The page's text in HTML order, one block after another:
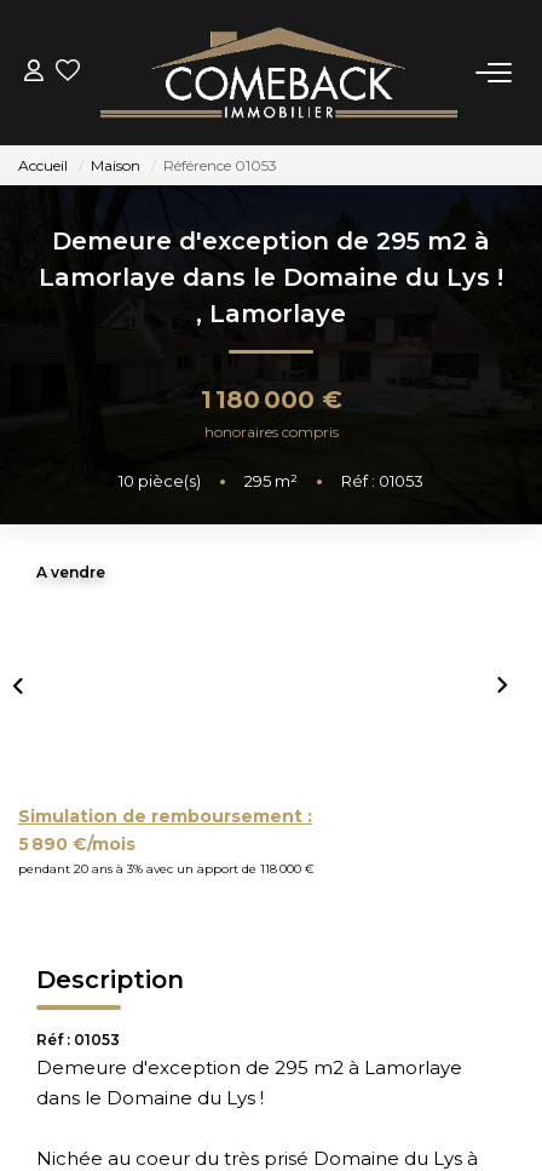
ACHETER
LOUER
ESTIMER
BIENS VENDUS
CONTACT
Accueil Maison Référence 01053
Demeure d'exception de 295 m2 à
Lamorlaye dans le Domaine du Lys !
, Lamorlaye
1 180 000 €
honoraires compris
10 pièce(s) • 295 m² • Réf : 01053
A vendre
Simulation de remboursement :
5 890 €/mois
pendant 20 ans à 3% avec un apport de 118 000 €
Description
Réf : 01053
Demeure d'exception de 295 m2 à Lamorlaye
dans le Domaine du Lys !
Nichée au coeur du très prisé Domaine du Lys à